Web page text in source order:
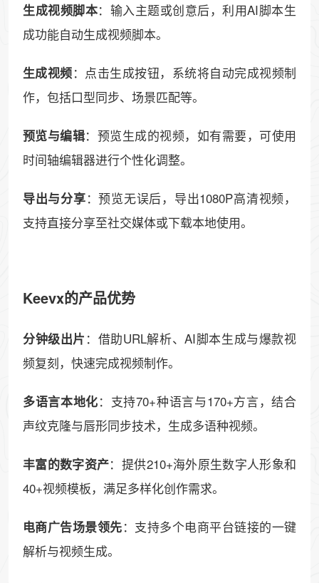
生成视频脚本：输入主题或创意后，利用AI脚本生
成功能自动生成视频脚本。
生成视频：点击生成按钮，系统将自动完成视频制
作，包括口型同步、场景匹配等。
预览与编辑：预览生成的视频，如有需要，可使用
时间轴编辑器进行个性化调整。
导出与分享：预览无误后，导出1080P高清视频，
支持直接分享至社交媒体或下载本地使用。
Keevx的产品优势
分钟级出片 ：借助URL解析、AI脚本生成与爆款视
频复刻，快速完成视频制作。
多语言本地化：支持70+种语言与170+方言，结合
声纹克隆与唇形同步技术，生成多语种视频。
丰富的数字资产：提供210+海外原生数字人形象和
40+视频模板，满足多样化创作需求。
电商广告场景领先：支持多个电商平台链接的一键
解析与视频生成。